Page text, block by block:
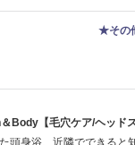
★その
Body【毛穴ケア/ヘッドス
頭身浴、近隣でできると